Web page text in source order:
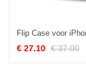
Flip Case voor
€ 27.10 € 37.00